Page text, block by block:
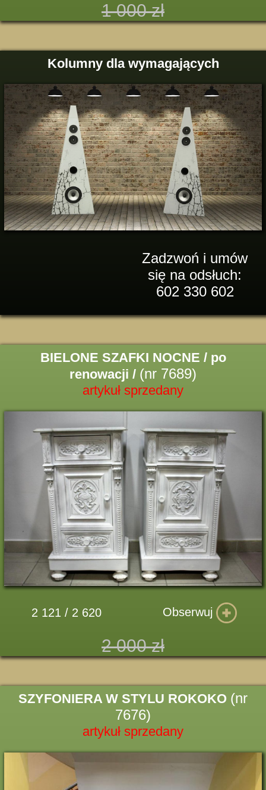
1 000 zł
Kolumny dla wymagających
Zadzwoń i umów
się na odsłuch:
602 330 602
BIELONE SZAFKI NOCNE / po
renowacji / (nr 7689)
artykuł sprzedany
2 121 / 2 620 Obserwuj
2 000 zł
SZYFONIERA W STYLU ROKOKO (nr
7676)
artykuł sprzedany